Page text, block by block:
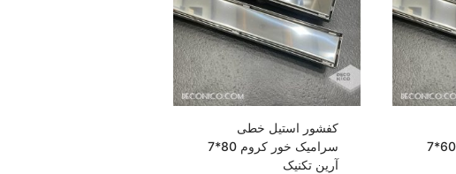
سرامیک خور کروم 60*7
کفشور استیل خطی
سرامیک خور کروم 80*7
آرین تکنیک